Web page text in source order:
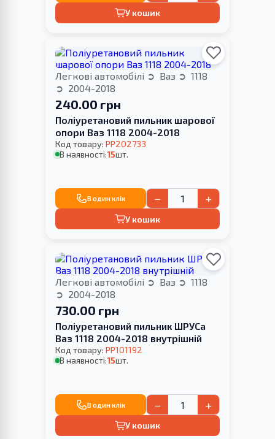
У кошик
Легкові автомобілі Ваз
1118
2004-2018
240.00 грн
Поліуретановий пильник шарової
опори Ваз 1118 2004-2018
Код товару: PP202733
В наявності:15шт.
В один клік − +
У кошик
Легкові автомобілі Ваз
1118
2004-2018
730.00 грн
Поліуретановий пильник ШРУСа
Ваз 1118 2004-2018 внутрішній
Код товару: PP101192
В наявності:15шт.
В один клік − +
У кошик